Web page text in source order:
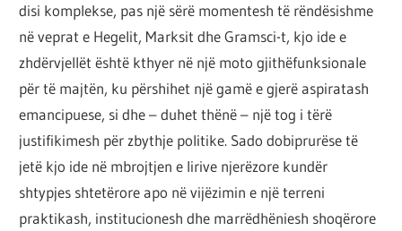
disi komplekse, pas një sërë momentesh të rëndësishme
në veprat e Hegelit, Marksit dhe Gramsci-t, kjo ide e
zhdërvjellët është kthyer në një moto gjithëfunksionale
për të majtën, ku përshihet një gamë e gjerë aspiratash
emancipuese, si dhe – duhet thënë – një tog i tërë
justifikimesh për zbythje politike. Sado dobiprurëse të
jetë kjo ide në mbrojtjen e lirive njerëzore kundër
shtypjes shtetërore apo në vijëzimin e një terreni
praktikash, institucionesh dhe marrëdhëniesh shoqërore